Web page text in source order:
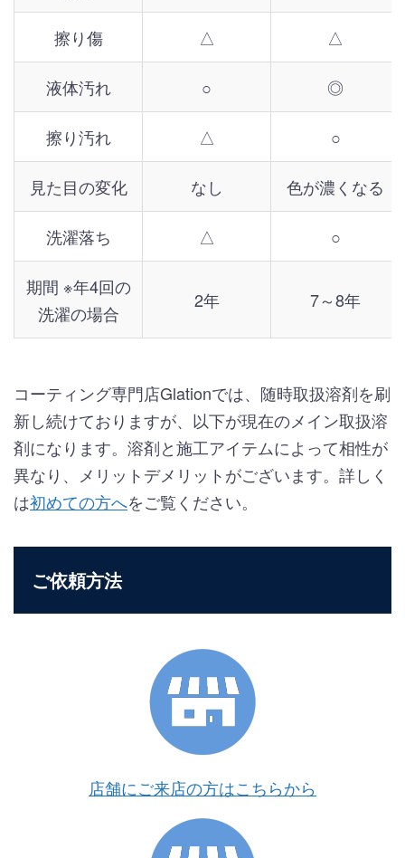
擦り傷 △ △
液体汚れ ○ ◎
擦り汚れ △ ○
見た目の変化 なし 色が濃くなる
洗濯落ち △ ○
期間 ※年4回の
洗濯の場合
2年 7～8年
コーティング専門店Glationでは、随時取扱溶剤を刷
新し続けておりますが、以下が現在のメイン取扱溶
剤になります。溶剤と施工アイテムによって相性が
異なり、メリットデメリットがございます。詳しく
は初めての方へをご覧ください。
ご依頼方法
店舗にご来店の方はこちらから